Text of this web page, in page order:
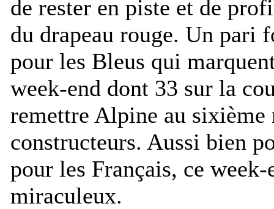
de rester en piste et de
du drapeau rouge. Un pari
pour les Bleus qui
week-end dont 33 sur la
remettre Alpine au sixième
constructeurs. Aussi bien
pour les Français, ce
miraculeux.